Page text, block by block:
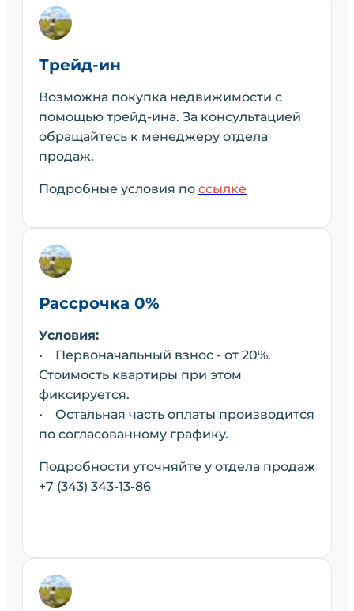
Трейд-ин
Возможна покупка недвижимости с
помощью трейд-ина. За консультацией
обращайтесь к менеджеру отдела
продаж.
Подробные условия по ссылке
Рассрочка 0%
Условия:
• Первоначальный взнос - от 20%.
Стоимость квартиры при этом
фиксируется.
• Остальная часть оплаты производится
по согласованному графику.
Подробности уточняйте у отдела продаж
+7 (343) 343-13-86